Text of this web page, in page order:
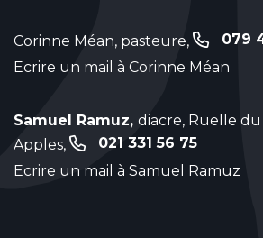
Corinne Méan, pasteure,
079
Ecrire un mail à Corinne Méan
Samuel Ramuz, diacre, Ruelle du
Apples,
021 331 56 75
Ecrire un mail à Samuel Ramuz